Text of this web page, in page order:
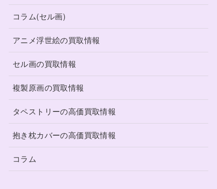
コラム(セル画)
アニメ浮世絵の買取情報
セル画の買取情報
複製原画の買取情報
タペストリーの高価買取情報
抱き枕カバーの高価買取情報
コラム